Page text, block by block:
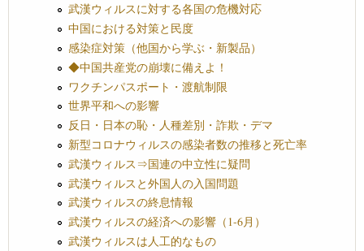
武漢ウィルスに対する各国の危機対応
中国における対策と民度
感染症対策（他国から学ぶ・新製品）
◆中国共産党の崩壊に備えよ！
ワクチンパスポート・渡航制限
世界平和への影響
反日・日本の恥・人種差別・詐欺・デマ
新型コロナウィルスの感染者数の推移と死亡率
武漢ウィルス⇒国連の中立性に疑問
武漢ウィルスと外国人の入国問題
武漢ウィルスの終息情報
武漢ウィルスの経済への影響（1-6月）
武漢ウィルスは人工的なもの